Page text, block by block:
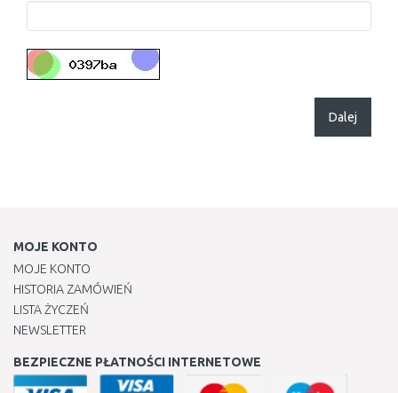
Dalej
MOJE KONTO
MOJE KONTO
HISTORIA ZAMÓWIEŃ
LISTA ŻYCZEŃ
NEWSLETTER
BEZPIECZNE PŁATNOŚCI INTERNETOWE